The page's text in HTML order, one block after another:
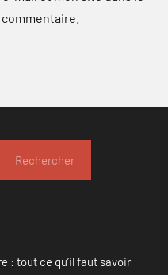
Rechercher
: tout ce qu’il faut savoir